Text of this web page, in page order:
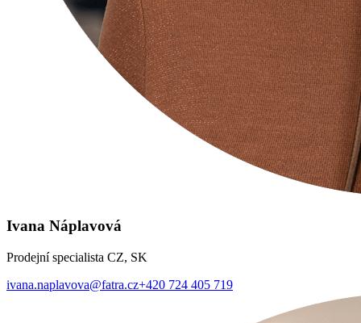
Ivana Náplavová
Prodejní specialista CZ, SK
ivana.naplavova@fatra.cz+420 724 405 719